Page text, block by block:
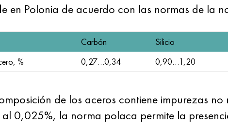
en Polonia de acuerdo con las normas de la
Carbón Silicio
%
0,27…0,34 0,90…1,20
de los aceros contiene impurezas
al 0,025%, la norma polaca permite la